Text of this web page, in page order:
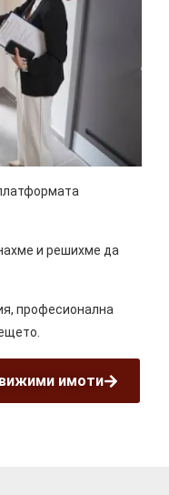
и решихме да
професионална
имоти